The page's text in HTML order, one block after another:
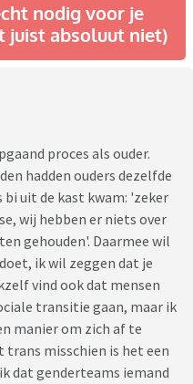
nodig voor je
juist absoluut niet)
proces als ouder.
hadden ouders dezelfde
bi uit de kast kwam: 'zeker
wij hebben er niets over
gehouden'. Daarmee wil
ik wil zeggen dat je
vind ook dat mensen
transitie gaan, maar ik
manier om zich af te
misschien is het een
dat genderteams iemand